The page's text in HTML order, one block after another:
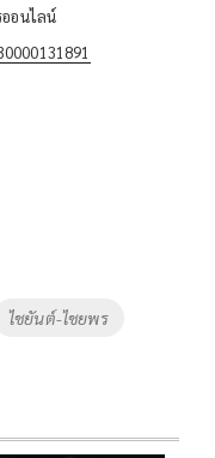
อนไลน์
ไชยันต์-ไชยพร